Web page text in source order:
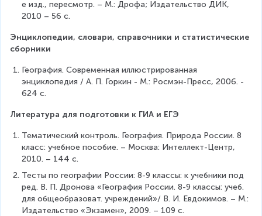
е изд., пересмотр. – М.: Дрофа; Издательство ДИК,
2010 – 56 с.
Энциклопедии, словари, справочники и статистические
сборники
География. Современная иллюстрированная
энциклопедия / А. П. Горкин - М.: Росмэн-Пресс, 2006. -
624 с.
Литература для подготовки к ГИА и ЕГЭ
Тематический контроль. География. Природа России. 8
класс: учебное пособие. – Москва: Интеллект-Центр,
2010. – 144 с.
Тесты по географии России: 8-9 классы: к учебники под
ред. В. П. Дронова «География России. 8-9 классы: учеб.
для общеобразоват. учреждений»/ В. И. Евдокимов. – М.:
Издательство «Экзамен», 2009. – 109 с.